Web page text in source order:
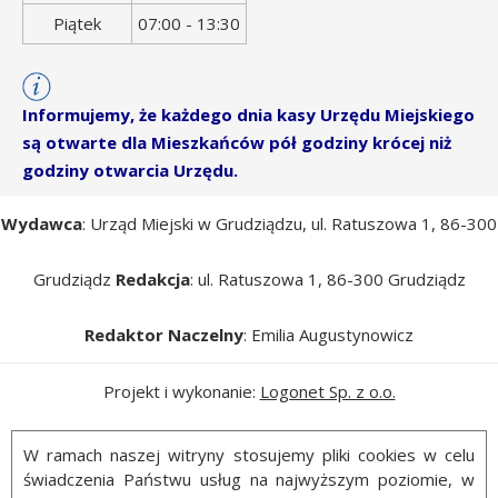
Piątek 07:00 - 13:30
Informujemy, że każdego dnia kasy Urzędu Miejskiego
są otwarte dla Mieszkańców pół godziny krócej niż
godziny otwarcia Urzędu.
Wydawca: Urząd Miejski w Grudziądzu, ul. Ratuszowa 1, 86-300
Grudziądz Redakcja: ul. Ratuszowa 1, 86-300 Grudziądz
Redaktor Naczelny: Emilia Augustynowicz
Projekt i wykonanie: Logonet Sp. z o.o.
W ramach naszej witryny stosujemy pliki cookies w celu
świadczenia Państwu usług na najwyższym poziomie, w